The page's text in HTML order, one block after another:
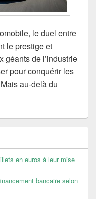
le duel entre
le prestige et
géants de l’industrie
pour conquérir les
au-delà du
en euros à leur mise
bancaire selon